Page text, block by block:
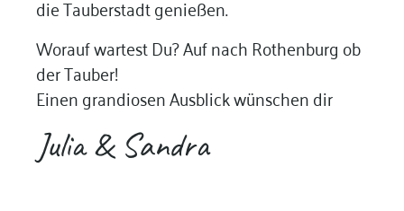
die Tauberstadt genießen.
Worauf wartest Du? Auf nach Rothenburg ob
der Tauber!
Einen grandiosen Ausblick wünschen dir
Julia & Sandra